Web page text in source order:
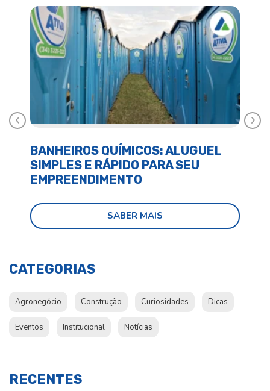
BANHEIROS QUÍMICOS: ALUGUEL
SIMPLES E RÁPIDO PARA SEU
EMPREENDIMENTO
SABER MAIS
Anterior
RECENTES
CATEGORIAS
Agronegócio Construção Curiosidades Dicas
Eventos Institucional Notícias